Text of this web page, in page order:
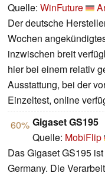
Quelle: WinFuture
Der deutsche
Wochen
inzwischen breit
hier bei einem relativ
Ausstattung, bei der
Einzeltest, online
60% Gigaset GS195
Quelle: MobiFlip
Das Gigaset GS195
Germany. Die